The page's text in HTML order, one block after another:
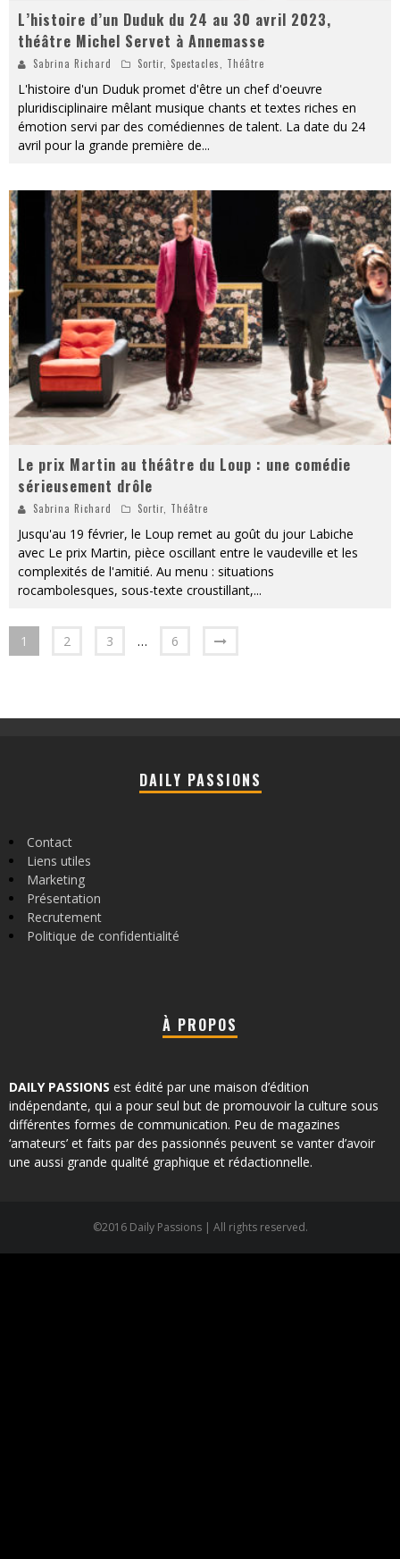
L’histoire d’un Duduk du 24 au 30 avril 2023,
théâtre Michel Servet à Annemasse
Sabrina Richard Sortir Spectacles Théâtre
L'histoire d'un Duduk promet d'être un chef d'oeuvre
pluridisciplinaire mêlant musique chants et textes riches en
émotion servi par des comédiennes de talent. La date du 24
avril pour la grande première de...
Le prix Martin au théâtre du Loup : une comédie
sérieusement drôle
Sabrina Richard Sortir, Théâtre
Jusqu'au 19 février, le Loup remet au goût du jour Labiche
avec Le prix Martin, pièce oscillant entre le vaudeville et les
complexités de l'amitié. Au menu : situations
rocambolesques, sous-texte croustillant,...
1 2 3 … 6
DAILY PASSIONS
Contact
Liens utiles
Marketing
Présentation
Recrutement
Politique de confidentialité
À PROPOS
DAILY PASSIONS est édité par une maison d’édition
indépendante, qui a pour seul but de promouvoir la culture sous
différentes formes de communication. Peu de magazines
‘amateurs’ et faits par des passionnés peuvent se vanter d’avoir
une aussi grande qualité graphique et rédactionnelle.
©2016 Daily Passions | All rights reserved.